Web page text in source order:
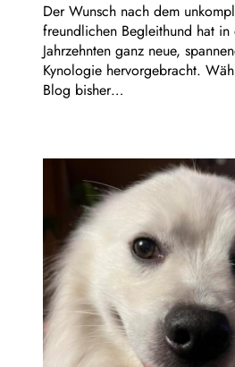
Der Wunsch nach dem
freundlichen Begleithund hat in
Jahrzehnten ganz neue,
Kynologie hervorgebracht.
Blog bisher…